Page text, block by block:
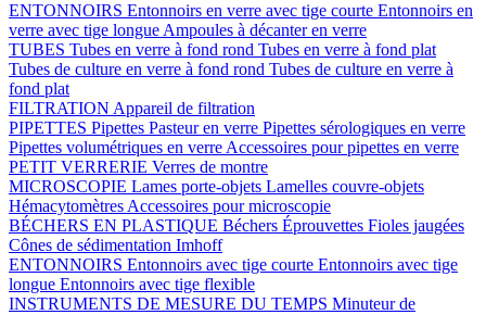
ENTONNOIRS Entonnoirs en verre avec tige courte Entonnoirs en
verre avec tige longue Ampoules à décanter en verre
TUBES Tubes en verre à fond rond Tubes en verre à fond plat
Tubes de culture en verre à fond rond Tubes de culture en verre à
fond plat
FILTRATION Appareil de filtration
PIPETTES Pipettes Pasteur en verre Pipettes sérologiques en verre
Pipettes volumétriques en verre Accessoires pour pipettes en verre
PETIT VERRERIE Verres de montre
MICROSCOPIE Lames porte-objets Lamelles couvre-objets
Hémacytomètres Accessoires pour microscopie
BÉCHERS EN PLASTIQUE Béchers Éprouvettes Fioles jaugées
Cônes de sédimentation Imhoff
ENTONNOIRS Entonnoirs avec tige courte Entonnoirs avec tige
longue Entonnoirs avec tige flexible
INSTRUMENTS DE MESURE DU TEMPS Minuteur de